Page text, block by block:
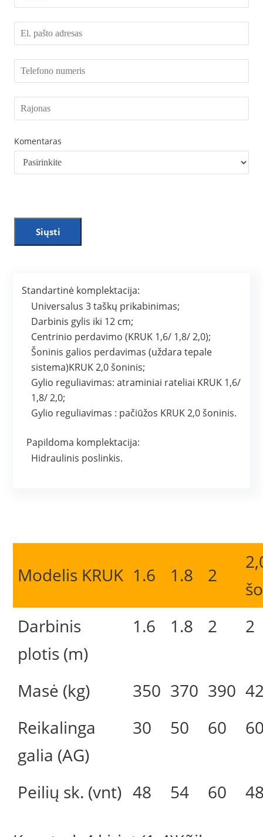
Komentaras
Siųsti
Standartinė komplektacija:
Universalus 3 taškų prikabinimas;
Darbinis gylis iki 12 cm;
Centrinio perdavimo (KRUK 1,6/ 1,8/ 2,0);
Šoninis galios perdavimas (uždara tepale
sistema)KRUK 2,0 šoninis;
Gylio reguliavimas: atraminiai rateliai KRUK 1,6/
1,8/ 2,0;
Gylio reguliavimas : pačiūžos KRUK 2,0 šoninis.
Papildoma komplektacija:
Hidraulinis poslinkis.
Modelis KRUK 1.6 1.8 2
Darbinis
plotis (m)
1.6 1.8 2 2
Masė (kg) 350 370 390
Reikalinga
galia (AG)
30 50 60
Peilių sk. (vnt) 48 54 60